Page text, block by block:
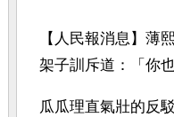
【人民報消息】薄
架子訓斥道：「你
瓜瓜理直氣壯的反